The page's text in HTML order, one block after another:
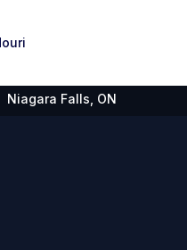
Niagara Falls, ON